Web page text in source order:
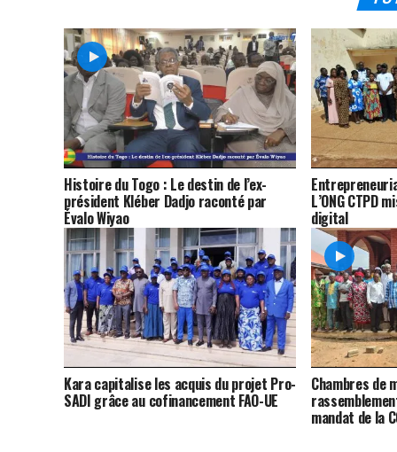
Histoire du Togo : Le destin de l’ex-
président Kléber Dadjo raconté par
Évalo Wiyao
L’ONG CTPD
digital
Kara capitalise les acquis du projet Pro-
SADI grâce au cofinancement FAO-UE
Chambres de
mandat de la